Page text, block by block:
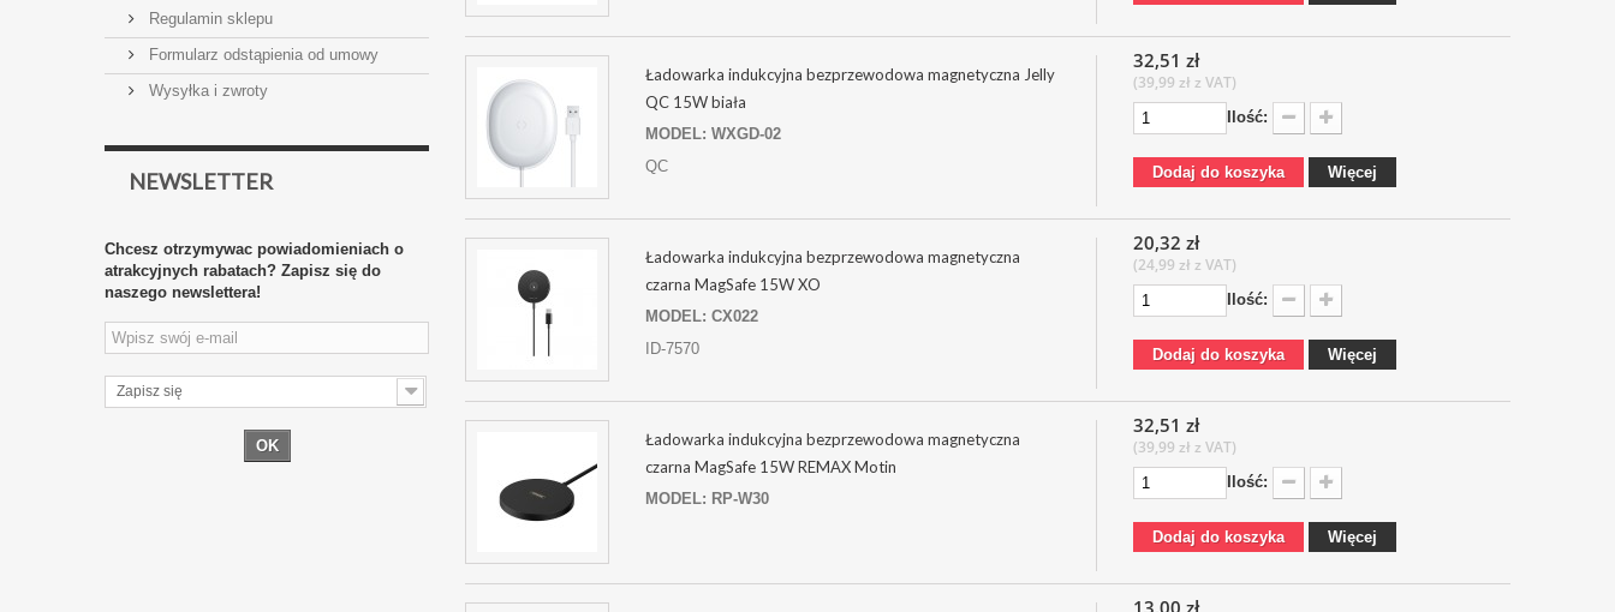
Regulamin sklepu
Formularz odstąpienia od umowy
Wysyłka i zwroty
NEWSLETTER
Chcesz otrzymywac powiadomieniach o
atrakcyjnych rabatach? Zapisz się do
naszego newslettera!
Zapisz się
OK
Ładowarka indukcyjna bezprzewodowa magnetyczna Jelly
QC 15W biała
MODEL: WXGD-02
QC
32,51 zł
(39,99 zł z VAT)
Ilość:
Dodaj do koszyka Więcej
Ładowarka indukcyjna bezprzewodowa magnetyczna
czarna MagSafe 15W XO
MODEL: CX022
ID-7570
20,32 zł
(24,99 zł z VAT)
Ilość:
Dodaj do koszyka Więcej
Ładowarka indukcyjna bezprzewodowa magnetyczna
czarna MagSafe 15W REMAX Motin
MODEL: RP-W30
32,51 zł
(39,99 zł z VAT)
Ilość:
Dodaj do koszyka Więcej
13,00 zł